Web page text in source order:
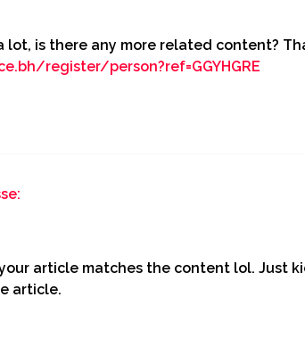
lot, is there any more related content?
register/person?ref=GGYHGRE
article matches the content lol. Just
article.